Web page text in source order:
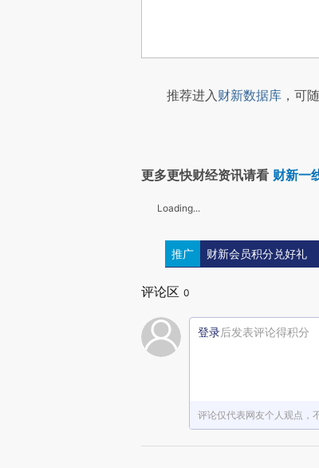
推荐进入财新数据库 ，可
更多更快财经资讯请看 财新一
Loading...
推广 财新会员积分兑好礼
评论区 0
登录后发表评论得积分
评论仅代表网友个人观点，